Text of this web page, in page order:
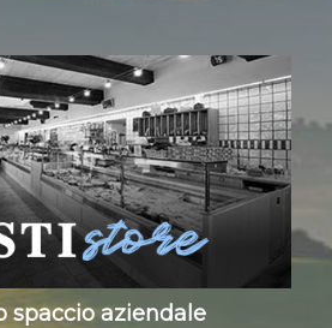
spaccio aziendale